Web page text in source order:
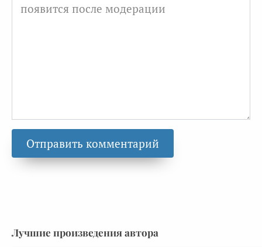
Лучшие произведения автора